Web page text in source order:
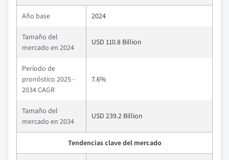
Año base 2024
Tamaño del
mercado en 2024
USD 110.8 Billion
Período de
pronóstico 2025 -
2034 CAGR
7.6%
Tamaño del
mercado en 2034
USD 239.2 Billion
Tendencias clave del mercado